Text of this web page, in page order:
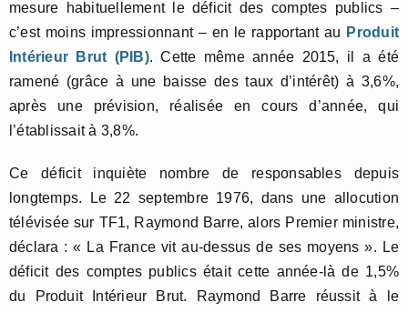
mesure habituellement le déficit des comptes publics –
c’est moins impressionnant – en le rapportant au Produit
Intérieur Brut (PIB). Cette même année 2015, il a été
ramené (grâce à une baisse des taux d’intérêt) à 3,6%,
après une prévision, réalisée en cours d’année, qui
l’établissait à 3,8%.
Ce déficit inquiète nombre de responsables depuis
longtemps. Le 22 septembre 1976, dans une allocution
télévisée sur TF1, Raymond Barre, alors Premier ministre,
déclara : « La France vit au-dessus de ses moyens ». Le
déficit des comptes publics était cette année-là de 1,5%
du Produit Intérieur Brut. Raymond Barre réussit à le